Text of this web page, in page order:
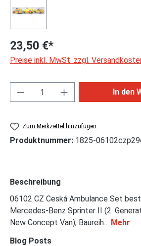
23,50 €*
Preise inkl. MwSt. zzgl.
Produkt Anzahl: Gib den
In den
Zum Merkzettel hinzufügen
Produktnummer: 1825-
Beschreibung
06102 CZ Ceská Ambulance Set
Mercedes-Benz Sprinter II (2.
New Concept Van), Baureih… Mehr
Blog Posts